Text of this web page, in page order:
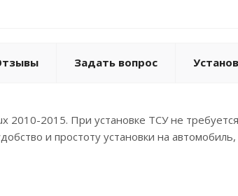
Задать вопрос
2010-2015. При установке ТСУ не
и простоту установки на